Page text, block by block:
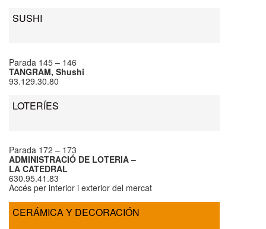
SUSHI
Parada 145 – 146
TANGRAM, Shushi
93.129.30.80
LOTERÍES
Parada 172 – 173
ADMINISTRACIÓ DE LOTERIA –
LA CATEDRAL
630.95.41.83
Accés per interior i exterior del mercat
CERÁMICA Y DECORACIÓN